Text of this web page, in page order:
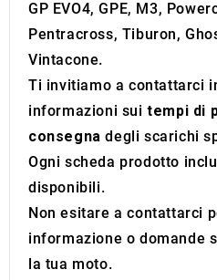
GP EVO4, GPE, M3,
Pentracross, Tiburon,
Vintacone.
Ti invitiamo a contattarci
informazioni suitempi di
consegna degli scarichi
Ogni scheda prodotto
disponibili.
Non esitare a contattarci
informazione o domande
la tua moto.